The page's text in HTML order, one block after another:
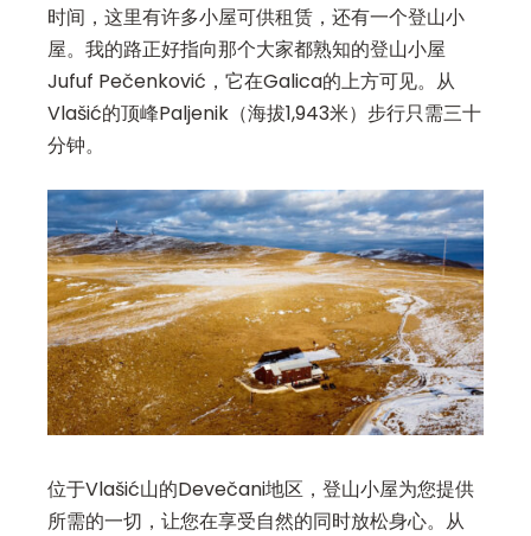
时间，这里有许多小屋可供租赁，还有一个登山小
屋。我的路正好指向那个大家都熟知的登山小屋
Jufuf Pečenković，它在Galica的上方可见。从
Vlašić的顶峰Paljenik（海拔1,943米）步行只需三十
分钟。
位于Vlašić山的Devečani地区，登山小屋为您提供
所需的一切，让您在享受自然的同时放松身心。从